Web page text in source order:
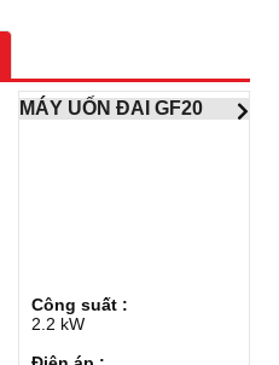
MÁY UỐN ĐAI GF20
Công suất :
2.2 kW